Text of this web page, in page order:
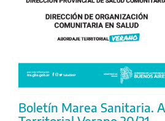
Boletín Marea Sanitaria.